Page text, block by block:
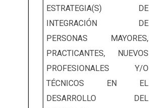
ESTRATEGIA(S) DE
INTEGRACIÓN DE
PERSONAS MAYORES,
PRACTICANTES, NUEVOS
PROFESIONALES Y/O
TÉCNICOS EN EL
DESARROLLO DEL